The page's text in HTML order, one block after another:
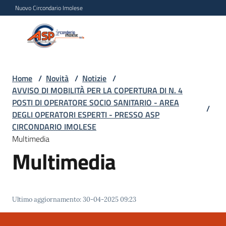
Vai al contenuto
Vai alla navigazione
Vai al footer
Nuovo Circondario Imolese
Persona
Circondario
Imolese
siamo
Progetti
Home / Novità / Notizie /
AVVISO DI MOBILITÀ PER LA COPERTURA DI N. 4
POSTI DI OPERATORE SOCIO SANITARIO - AREA
DEGLI OPERATORI ESPERTI - PRESSO ASP
CIRCONDARIO IMOLESE
/
Multimedia
Multimedia
Ultimo aggiornamento:30-04-2025 09:23